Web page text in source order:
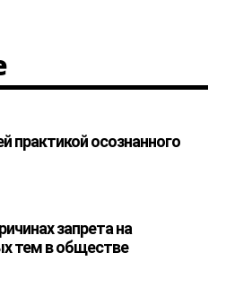
практикой осознанного
запрета на
тем в обществе